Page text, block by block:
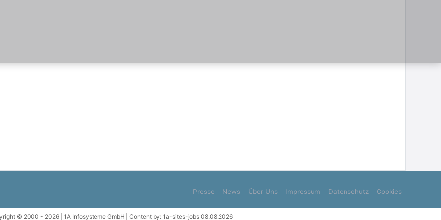
Presse News Über Uns Impressum Datenschutz Cookies
© 2000 - 2026 | 1A Infosysteme GmbH | Content by: 1a-sites-jobs 08.08.2026